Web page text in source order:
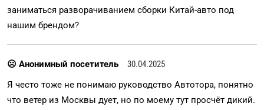
заниматься разворачиванием сборки Китай-авто под
нашим брендом?
☹ Анонимный посетитель
30.04.2025
Я често тоже не понимаю руководство Автотора, понятно
что ветер из Москвы дует, но по моему тут просчёт дикий.